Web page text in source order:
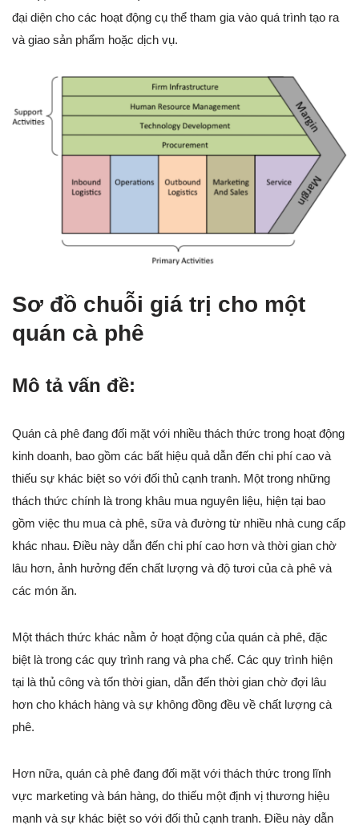
đại diện cho các hoạt động cụ thể tham gia vào quá trình tạo ra
và giao sản phẩm hoặc dịch vụ.
Sơ đồ chuỗi giá trị cho một
quán cà phê
Mô tả vấn đề:
Quán cà phê đang đối mặt với nhiều thách thức trong hoạt động
kinh doanh, bao gồm các bất hiệu quả dẫn đến chi phí cao và
thiếu sự khác biệt so với đối thủ cạnh tranh. Một trong những
thách thức chính là trong khâu mua nguyên liệu, hiện tại bao
gồm việc thu mua cà phê, sữa và đường từ nhiều nhà cung cấp
khác nhau. Điều này dẫn đến chi phí cao hơn và thời gian chờ
lâu hơn, ảnh hưởng đến chất lượng và độ tươi của cà phê và
các món ăn.
Một thách thức khác nằm ở hoạt động của quán cà phê, đặc
biệt là trong các quy trình rang và pha chế. Các quy trình hiện
tại là thủ công và tốn thời gian, dẫn đến thời gian chờ đợi lâu
hơn cho khách hàng và sự không đồng đều về chất lượng cà
phê.
Hơn nữa, quán cà phê đang đối mặt với thách thức trong lĩnh
vực marketing và bán hàng, do thiếu một định vị thương hiệu
mạnh và sự khác biệt so với đối thủ cạnh tranh. Điều này dẫn